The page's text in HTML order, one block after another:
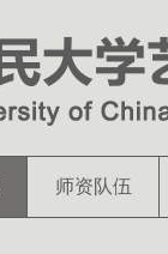
师资队伍